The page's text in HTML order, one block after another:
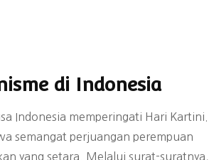
Keuangandi Indonesia
Indonesia memperingati Hari Kartini.
semangat perjuangan perempuan
yang setara. Melalui surat-suratnya,